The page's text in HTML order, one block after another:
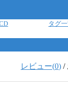
タグ
レビュー(0) /